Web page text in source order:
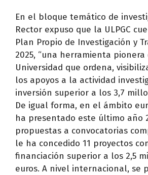
En el bloque temático de
Rector expuso que la ULPGC
Plan Propio de Investigación y
2025, “una herramienta
Universidad que ordena,
los apoyos a la actividad
inversión superior a los 3,7
De igual forma, en el ámbito
ha presentado este último año
propuestas a convocatorias
le ha concedido 11 proyectos
financiación superior a los 2,5
euros. A nivel internacional, se